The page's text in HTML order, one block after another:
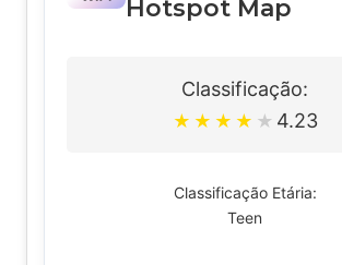
Hotspot Map
Classificação:
★ ★ ★ ★ ★ 4.23
Classificação Etária:
Teen